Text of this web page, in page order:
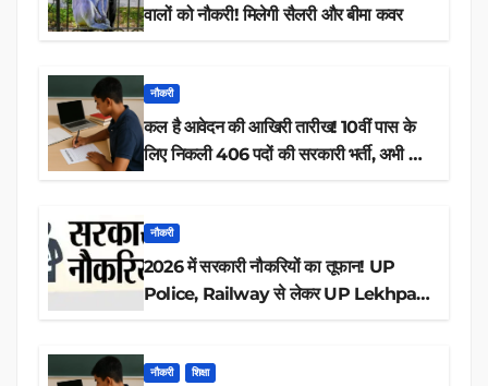
वालों को नौकरी! मिलेगी सैलरी और बीमा कवर
नौकरी
कल है आवेदन की आखिरी तारीख! 10वीं पास के
लिए निकली 406 पदों की सरकारी भर्ती, अभी करें
नौकरी
2026 में सरकारी नौकरियों का तूफान! UP
Police, Railway से लेकर UP Lekhpal
नौकरी शिक्षा